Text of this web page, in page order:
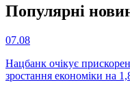
Популярнi
07.08
Нацбанк очікує
зростання економіки на